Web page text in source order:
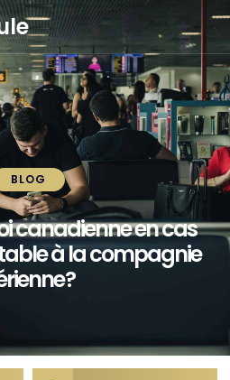
BLOG
canadienne en cas
à la compagnie
?